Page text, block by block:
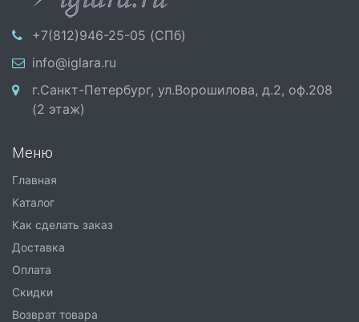
+7(812)946-25-05 (СПб)
info@iglara.ru
г.Санкт-Петербург, ул.Ворошилова, д.2, оф.208
(2 этаж)
Меню
Главная
Каталог
Как сделать заказ
Доставка
Оплата
Скидки
Возврат товара